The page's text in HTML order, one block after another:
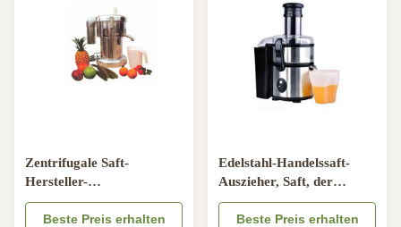
Zentrifugale Saft-
Hersteller-
Hauptmaschine/HandelsstahlSaftpresse
Beste Preis erhalten
Edelstahl-Handelssaft-
Auszieher, Saft, der
Maschine herstellt
Beste Preis erhalten